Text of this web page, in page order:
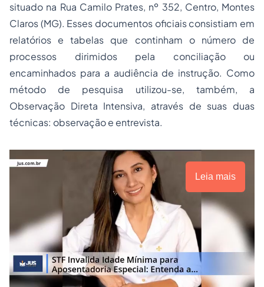
situado na Rua Camilo Prates, nº 352, Centro, Montes
Claros (MG). Esses documentos oficiais consistiam em
relatórios e tabelas que continham o número de
processos dirimidos pela conciliação ou
encaminhados para a audiência de instrução. Como
método de pesquisa utilizou-se, também, a
Observação Direta Intensiva, através de suas duas
técnicas: observação e entrevista.
Leia mais